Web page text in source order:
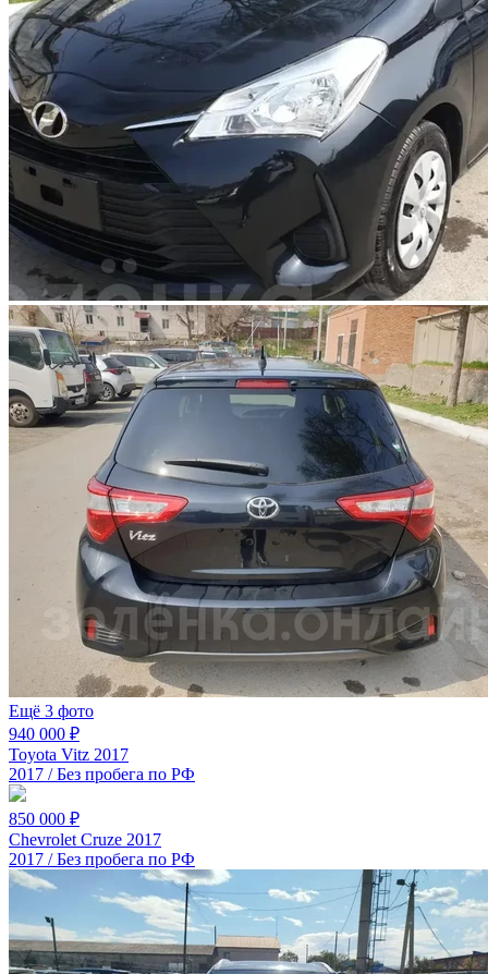
Ещё 3 фото
940 000 ₽
Toyota Vitz 2017
2017 / Без пробега по РФ
850 000 ₽
Chevrolet Cruze 2017
2017 / Без пробега по РФ